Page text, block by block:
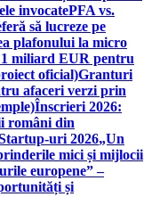
invocatePFA vs.
să lucreze pe
plafonului la micro
1 miliard EUR pentru
oficial)Granturi
afaceri verzi prin
Înscrieri 2026:
români din
uri 2026„Un
mici și mijlocii
europene” –
și